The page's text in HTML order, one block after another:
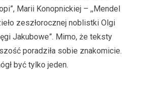
Marii Konopnickiej – ,,Mendel
zeszłorocznej noblistki Olgi
Jakubowe”. Mimo, że teksty
poradziła sobie znakomicie.
być tylko jeden.